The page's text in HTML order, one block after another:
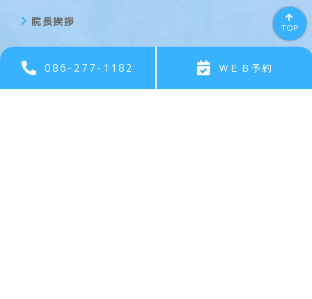
TOP
086-277-1182 ＷＥＢ予約
院長挨拶
診療内容